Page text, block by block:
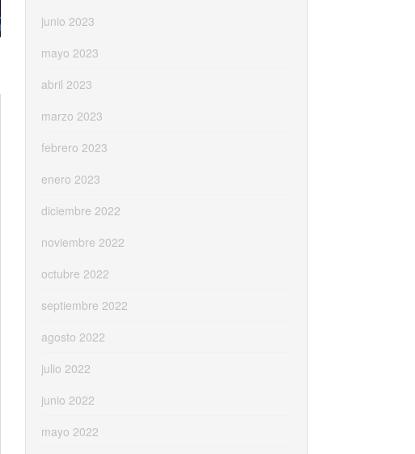
junio 2023
mayo 2023
abril 2023
marzo 2023
febrero 2023
enero 2023
diciembre 2022
noviembre 2022
octubre 2022
septiembre 2022
agosto 2022
julio 2022
junio 2022
mayo 2022